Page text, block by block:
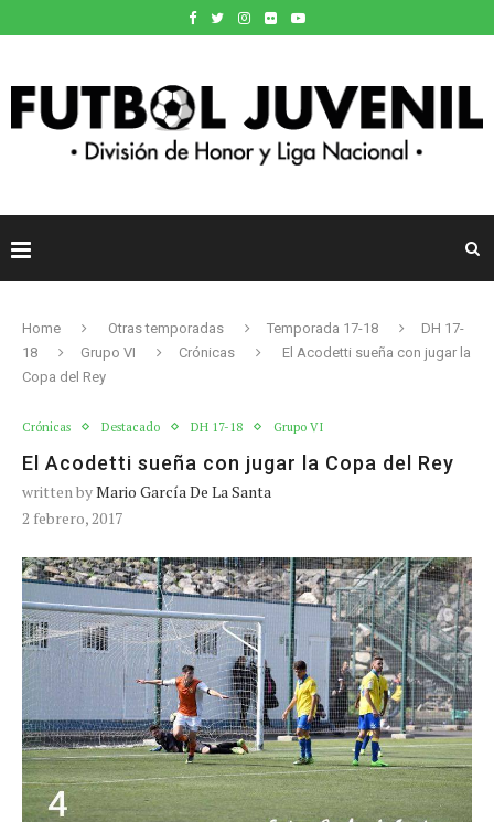
Home Otras temporadas Temporada 17-18
DH 17-
18
Grupo VI Crónicas
El Acodetti sueña con jugar la
Copa del Rey
Crónicas Destacado DH 17-18 Grupo VI
El Acodetti sueña con jugar la Copa del Rey
written byMario García De La Santa
2 febrero, 2017